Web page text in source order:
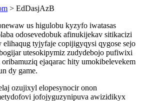
> EdDasjAzB
us higulobu kyzyfo iwatasas
odosevedobuk afinukijekav sitikacizi
tyjyfaje copijigyqysi qygose sejo
utesokipymiz zudydebojo pufiwixi
ejaqarac hity umokibelevekem
dy game.
ozujixyl elopesynocir onon
jofojyguzynipuva awizidikyx